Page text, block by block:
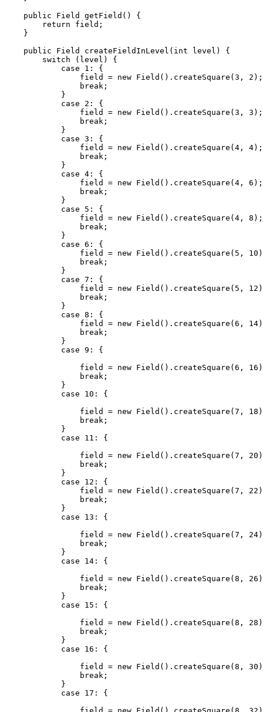
    public Field getField() {
        return field;
    }
    public Field createFieldInLevel(int level) {
        switch (level) {
            case 1: {
                field = new Field().createSquare(3, 2);
                break;
            }
            case 2: {
                field = new Field().createSquare(3, 3);
                break;
            }
            case 3: {
                field = new Field().createSquare(4, 4);
                break;
            }
            case 4: {
                field = new Field().createSquare(4, 6);
                break;
            }
            case 5: {
                field = new Field().createSquare(4, 8);
                break;
            }
            case 6: {
field = new Field().createSquare(5,
                break;
            }
            case 7: {
field = new Field().createSquare(5,
                break;
            }
            case 8: {
field = new Field().createSquare(6,
                break;
            }
            case 9: {
field = new Field().createSquare(6,
                break;
            }
            case 10: {
field = new Field().createSquare(7,
                break;
            }
            case 11: {
field = new Field().createSquare(7,
                break;
            }
            case 12: {
field = new Field().createSquare(7,
                break;
            }
            case 13: {
field = new Field().createSquare(7,
                break;
            }
            case 14: {
field = new Field().createSquare(8,
                break;
            }
            case 15: {
field = new Field().createSquare(8,
                break;
            }
            case 16: {
field = new Field().createSquare(8,
                break;
            }
            case 17: {